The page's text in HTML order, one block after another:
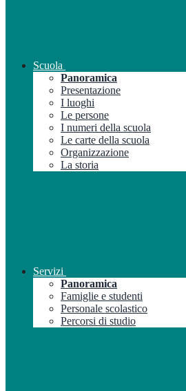
Scuola
Panoramica
Presentazione
I luoghi
Le persone
I numeri della scuola
Le carte della scuola
Organizzazione
La storia
Servizi
Panoramica
Famiglie e studenti
Personale scolastico
Percorsi di studio